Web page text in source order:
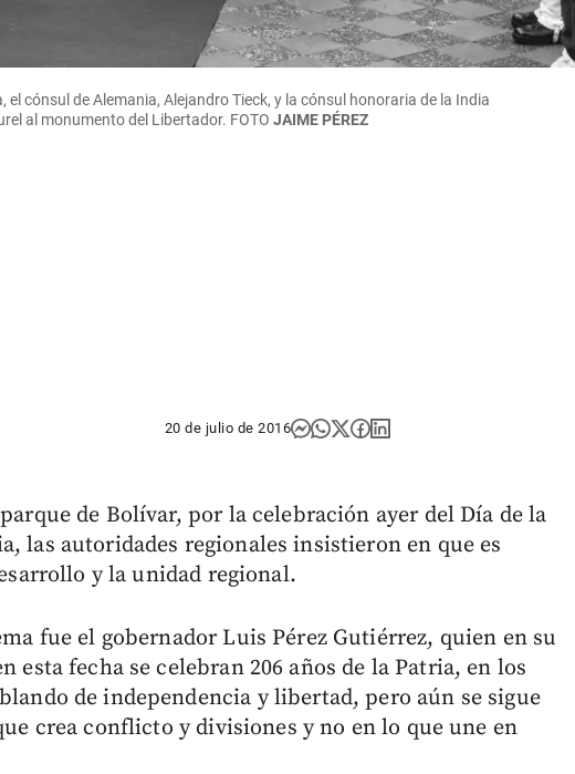
el cónsul de Alemania, Alejandro Tieck, y la cónsul honoraria de la India
al monumento del Libertador. FOTO JAIME PÉREZ
20 de julio de 2016
de Bolívar, por la celebración ayer del Día de la
las autoridades regionales insistieron en que es
y la unidad regional.
fue el gobernador Luis Pérez Gutiérrez, quien en su
esta fecha se celebran 206 años de la Patria, en los
de independencia y libertad, pero aún se sigue
crea conflicto y divisiones y no en lo que une en